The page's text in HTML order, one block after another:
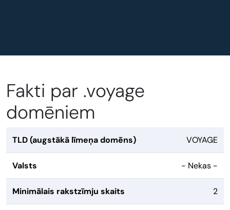
Fakti par .voyage
domēniem
TLD (augstākā līmeņa domēns) VOYAGE
Valsts - Nekas -
Minimālais rakstzīmju skaits 2